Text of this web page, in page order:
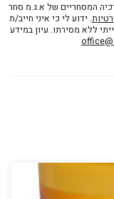
המסחריים של א.ג.מ סחר
. ידוע לי כי איני חייב/ת
ללא מסירתו. עיון במידע